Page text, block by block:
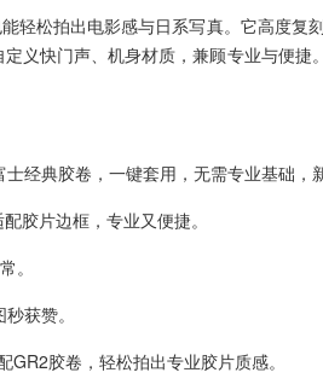
轻松拍出电影感与日系写真。它高度
义快门声、机身材质，兼顾专业与便
经典胶卷，一键套用，无需专业基础，
胶片边框，专业又便捷。
。
获赞。
胶卷，轻松拍出专业胶片质感。